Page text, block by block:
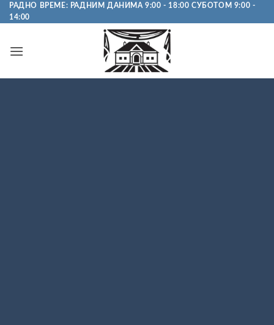
Пређи
на
РАДНО ВРЕМЕ: РАДНИМ ДАНИМА 9:00 - 18:00 СУБОТОМ 9:00 -
14:00